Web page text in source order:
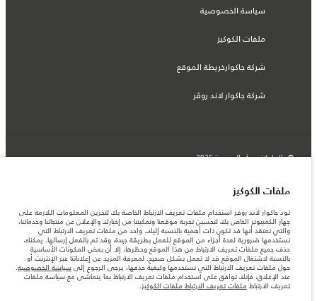
سياسة الخصوصية
ملفات الكوكيز
شركة جاكوارخريطة الموقع
شركة جاكوار لاند روڤر
© جاكوار لاند روڨر المحدودة 2026
فلسطين, شركة ريتز موترز المحدودة
المعلومات والمواصفات والأسعار والألوان المذكورة على هذا الموقع قد تختلف من بلد إلى
آخر، كما أنّها قد تتغير بدون إشعار مسبق. الرجاء التواصل مع وكيلنا المحلي للتأكد من توفّرها
والتحقق من الأسعار.
الأرقام المقدمة هي نتيجة لاختبارات المصنع الرسمية وفقاً لتشريعات الاتحاد الأوروبي. قد
يتباين استهلك الوقود الفعلي للمركبة عن ذلك المتحقق في تلك الاختبارات كما أن هذه
الأرقام بغرض المقارنة فحسب.
ملاحظة مهمة حول الصور والمواصفات. إن النقص العالمي في أشباه الموصلات يؤثر حاليًا
في مواصفات تصميم السيارات وتوفر الخيارات وتوقيتات التصاميم. هذا ظرف ديناميكي
للغاية، ونتيجة لذلك، قد لا تمثّل الصور المستخدَمة ضمن موقع الويب حاليًا المواصفات الحالية
ملفات الكوكيز
تود جاكوار لاند روفر استخدام ملفات تعريف الارتباط الخاصة بك لتخزين المعلومات اللازمة على
جهاز الكمبيوتر الخاص بك لتحسين تجربة موقعنا وتمكيننا من إخبارك والإعلان عن منتجاتنا وخدماتنا،
والتي نعتقد أنها قد تكون ذات أهمية بالنسبة إليك. واحد من ملفات تعريف الارتباط التي
نستخدمها ضرورية لعدة أجزاء من الموقع للعمل بطريقة جيدة، وقد تم بالفعل إرسالها. يمكنك
حذف جميع ملفات تعريف الارتباط من هذا الموقع وحظرها، إلا أن بعض المكونات الأساسية
بالنسبة لاشتغال الموقع قد لا تعمل بشكل صحيح. لمعرفة المزيد عن إعلاناتنا عبر الإنترنت أو
حول ملفات تعريف الارتباط التي نستخدمها وكيفية حذفها، يرجى الرجوع إلى سياسة الخصوصية.
عند الإغلاق، فإنك توافق على استخدام ملفات تعريف الارتباط بما يتماشى مع سياسة ملفات
تعريف الارتباط ملفات تعريف الارتباط ملفات الكوكيز.